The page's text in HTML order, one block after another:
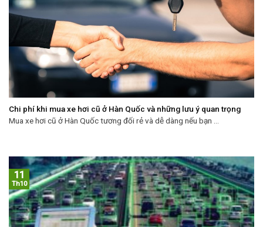
Chi phí khi mua xe hơi cũ ở Hàn Quốc và những lưu ý quan trọng
Mua xe hơi cũ ở Hàn Quốc tương đối rẻ và dễ dàng nếu bạn ...
11
Th10